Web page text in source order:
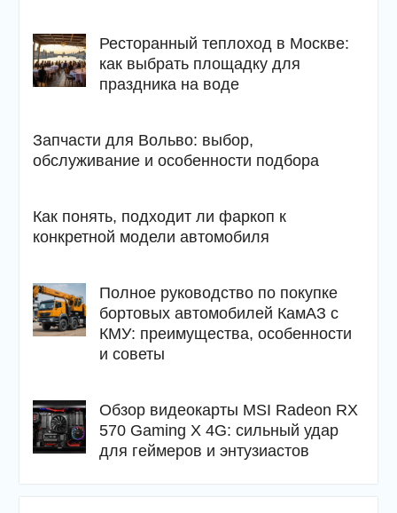
Ресторанный теплоход в Москве:
как выбрать площадку для
праздника на воде
Запчасти для Вольво: выбор,
обслуживание и особенности подбора
Как понять, подходит ли фаркоп к
конкретной модели автомобиля
Полное руководство по покупке
бортовых автомобилей КамАЗ с
КМУ: преимущества, особенности
и советы
Обзор видеокарты MSI Radeon RX
570 Gaming X 4G: сильный удар
для геймеров и энтузиастов